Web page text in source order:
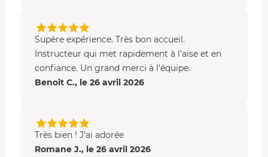
Supère expérience. Très bon accueil.
Instructeur qui met rapidement à l'aise et en
confiance. Un grand merci à l'équipe.
Benoit C., le 26 avril 2026
Très bien ! J’ai adorée
Romane J., le 26 avril 2026